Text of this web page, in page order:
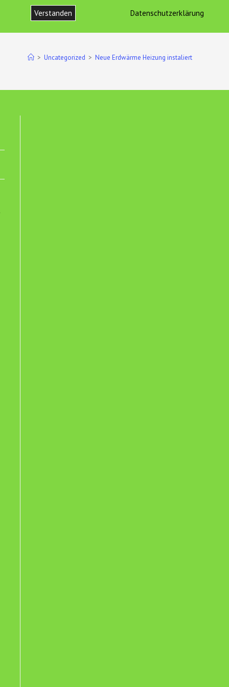
IMPRESSUM UND DATENSCHUTZ WEBSITE-
> Uncategorized > Neue Erdwärme Heizung instaliert
Verstanden Datenschutzerklärung